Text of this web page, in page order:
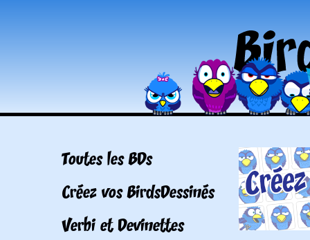
Toutes les BDs
Créez vos BirdsDessinés
Verbi et Devinettes